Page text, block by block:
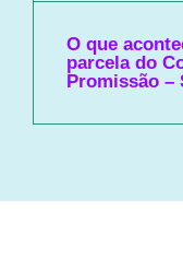
O que
parcela do
Promissão –